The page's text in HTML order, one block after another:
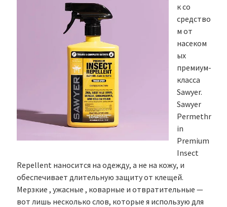
к со
средство
м от
насеком
ых
премиум-
класса
Sawyer.
Sawyer
Permethr
in
Premium
Insect
Repellent наносится на одежду, а не на кожу, и
обеспечивает длительную защиту от клещей.
Мерзкие , ужасные , коварные и отвратительные —
вот лишь несколько слов, которые я использую для